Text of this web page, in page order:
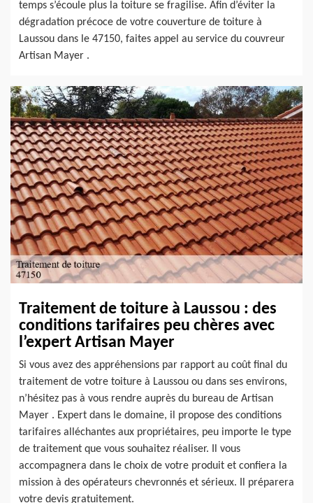
temps s’écoule plus la toiture se fragilise. Afin d’éviter la
dégradation précoce de votre couverture de toiture à
Laussou dans le 47150, faites appel au service du couvreur
Artisan Mayer .
Traitement de toiture à Laussou : des
conditions tarifaires peu chères avec
l’expert Artisan Mayer
Si vous avez des appréhensions par rapport au coût final du
traitement de votre toiture à Laussou ou dans ses environs,
n’hésitez pas à vous rendre auprès du bureau de Artisan
Mayer . Expert dans le domaine, il propose des conditions
tarifaires alléchantes aux propriétaires, peu importe le type
de traitement que vous souhaitez réaliser. Il vous
accompagnera dans le choix de votre produit et confiera la
mission à des opérateurs chevronnés et sérieux. Il préparera
votre devis gratuitement.